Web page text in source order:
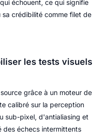
échouent, ce qui signifie
crédibilité comme filet de
les tests visuels
grâce à un moteur de
calibré sur la perception
sub-pixel, d'antialiasing et
des échecs intermittents